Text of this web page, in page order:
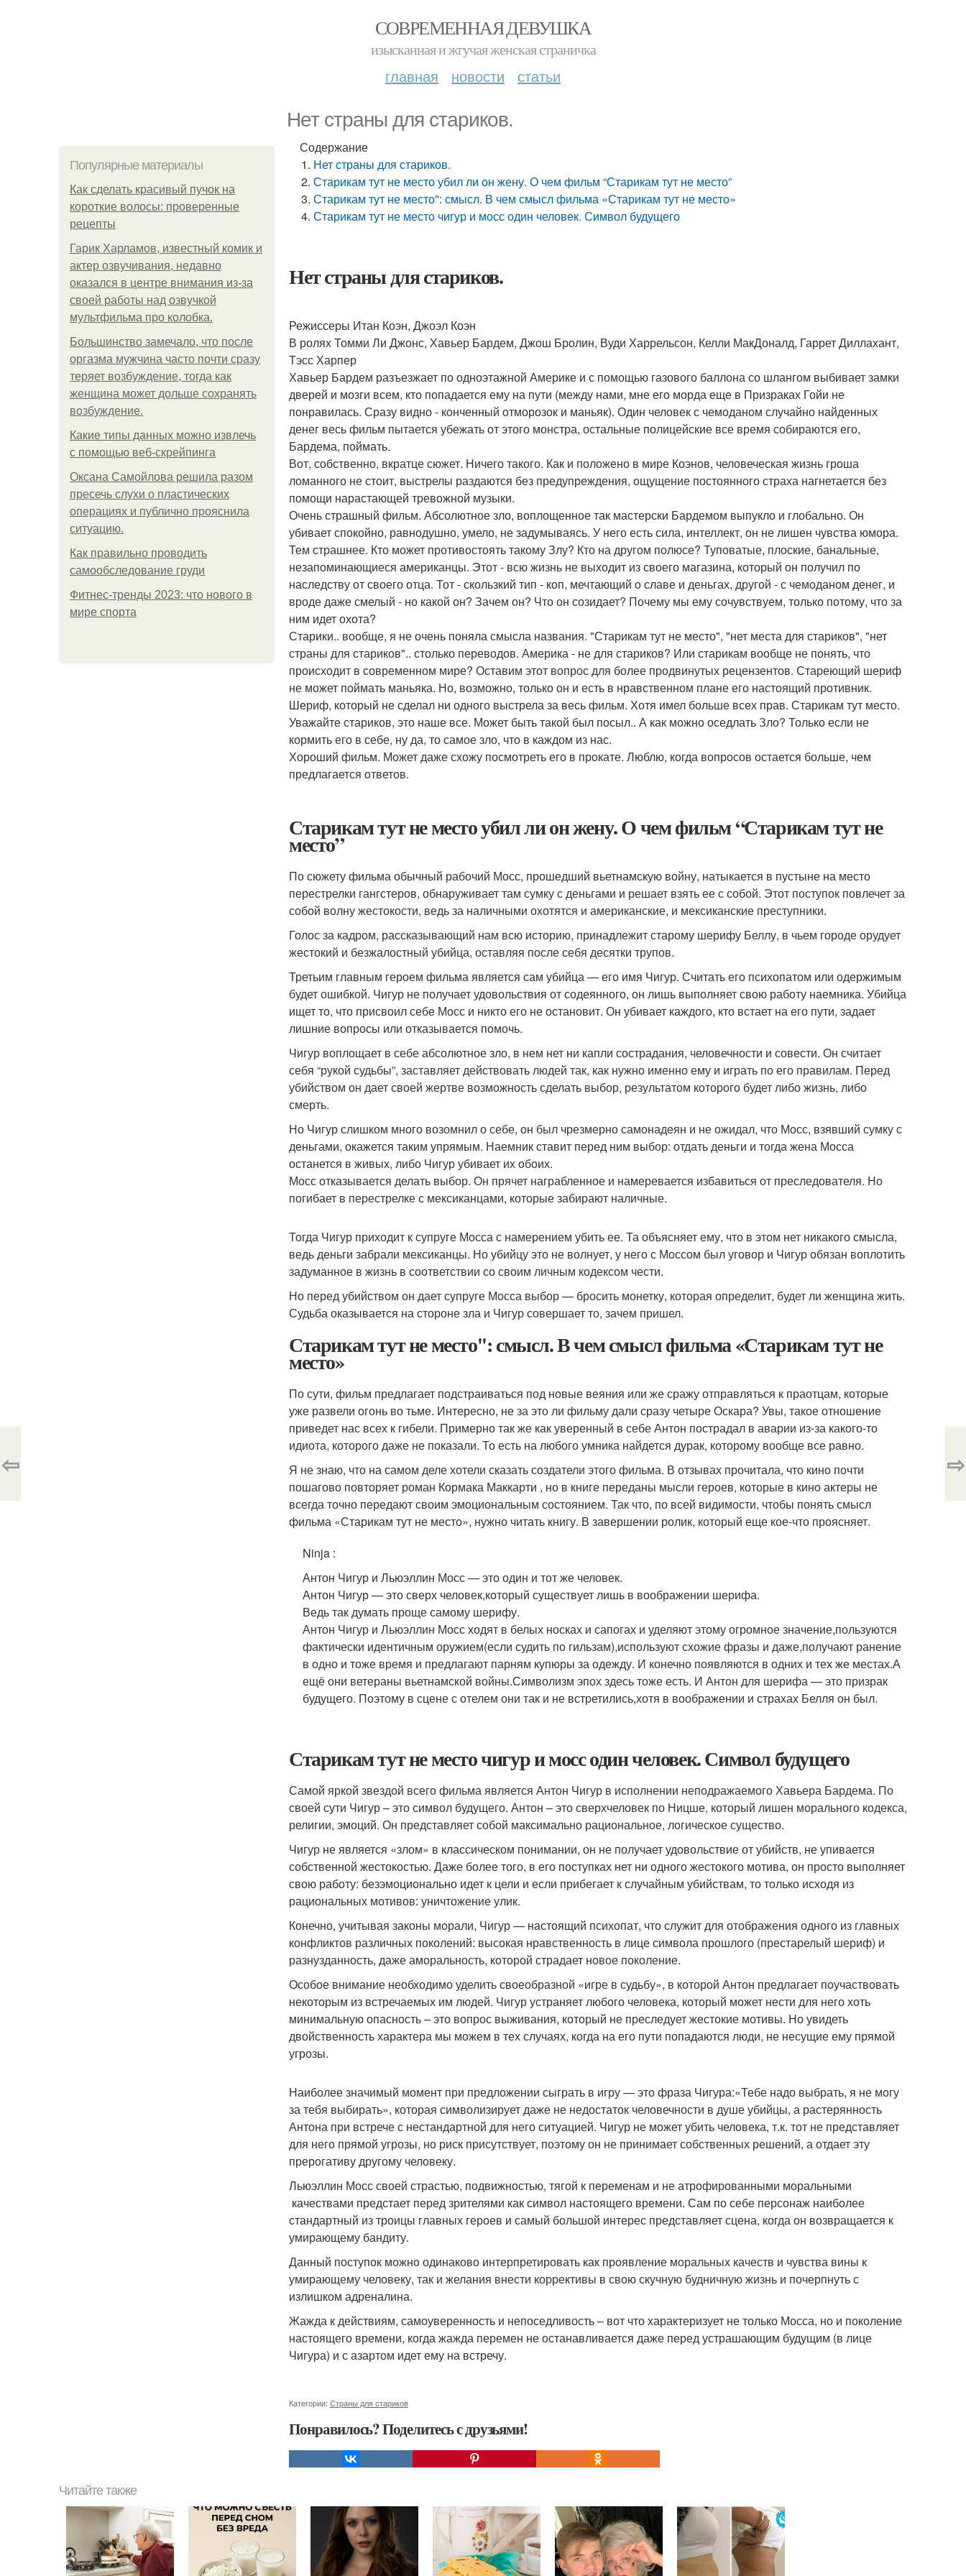
СОВРЕМЕННАЯ ДЕВУШКА
изысканная и жгучая женская страничка
главная новости статьи
Нет страны для стариков.
Популярные материалы
Как сделать красивый пучок на
короткие волосы: проверенные
рецепты
Гарик Харламов, известный комик и
актер озвучивания, недавно
оказался в центре внимания из-за
своей работы над озвучкой
мультфильма про колобка.
Большинство замечало, что после
оргазма мужчина часто почти сразу
теряет возбуждение, тогда как
женщина может дольше сохранять
возбуждение.
Какие типы данных можно извлечь
с помощью веб-скрейпинга
Оксана Самойлова решила разом
пресечь слухи о пластических
операциях и публично прояснила
ситуацию.
Как правильно проводить
самообследование груди
Фитнес-тренды 2023: что нового в
мире спорта
Содержание
Нет страны для стариков.
Старикам тут не место убил ли он жену. О чем фильм “Старикам тут не место”
Старикам тут не место'': смысл. В чем смысл фильма «Старикам тут не место»
Старикам тут не место чигур и мосс один человек. Символ будущего
Нет страны для стариков.
Режиссеры Итан Коэн, Джоэл Коэн
В ролях Томми Ли Джонс, Хавьер Бардем, Джош Бролин, Вуди Харрельсон, Келли МакДоналд, Гаррет Диллахант,
Тэсс Харпер
Хавьер Бардем разъезжает по одноэтажной Америке и с помощью газового баллона со шлангом выбивает замки
дверей и мозги всем, кто попадается ему на пути (между нами, мне его морда еще в Призраках Гойи не
понравилась. Сразу видно - конченный отморозок и маньяк). Один человек с чемоданом случайно найденных
денег весь фильм пытается убежать от этого монстра, остальные полицейские все время собираются его,
Бардема, поймать.
Вот, собственно, вкратце сюжет. Ничего такого. Как и положено в мире Коэнов, человеческая жизнь гроша
ломанного не стоит, выстрелы раздаются без предупреждения, ощущение постоянного страха нагнетается без
помощи нарастающей тревожной музыки.
Очень страшный фильм. Абсолютное зло, воплощенное так мастерски Бардемом выпукло и глобально. Он
убивает спокойно, равнодушно, умело, не задумываясь. У него есть сила, интеллект, он не лишен чувства юмора.
Тем страшнее. Кто может противостоять такому Злу? Кто на другом полюсе? Туповатые, плоские, банальные,
незапоминающиеся американцы. Этот - всю жизнь не выходит из своего магазина, который он получил по
наследству от своего отца. Тот - скользкий тип - коп, мечтающий о славе и деньгах, другой - с чемоданом денег, и
вроде даже смелый - но какой он? Зачем он? Что он созидает? Почему мы ему сочувствуем, только потому, что за
ним идет охота?
Старики.. вообще, я не очень поняла смысла названия. "Старикам тут не место", "нет места для стариков", "нет
страны для стариков".. столько переводов. Америка - не для стариков? Или старикам вообще не понять, что
происходит в современном мире? Оставим этот вопрос для более продвинутых рецензентов. Стареющий шериф
не может поймать маньяка. Но, возможно, только он и есть в нравственном плане его настоящий противник.
Шериф, который не сделал ни одного выстрела за весь фильм. Хотя имел больше всех прав. Старикам тут место.
Уважайте стариков, это наше все. Может быть такой был посыл.. А как можно оседлать Зло? Только если не
кормить его в себе, ну да, то самое зло, что в каждом из нас.
Хороший фильм. Может даже схожу посмотреть его в прокате. Люблю, когда вопросов остается больше, чем
предлагается ответов.
Старикам тут не место убил ли он жену. О чем фильм “Старикам тут не
место”
По сюжету фильма обычный рабочий Мосс, прошедший вьетнамскую войну, натыкается в пустыне на место
перестрелки гангстеров, обнаруживает там сумку с деньгами и решает взять ее с собой. Этот поступок повлечет за
собой волну жестокости, ведь за наличными охотятся и американские, и мексиканские преступники.
Голос за кадром, рассказывающий нам всю историю, принадлежит старому шерифу Беллу, в чьем городе орудует
жестокий и безжалостный убийца, оставляя после себя десятки трупов.
Третьим главным героем фильма является сам убийца — его имя Чигур. Считать его психопатом или одержимым
будет ошибкой. Чигур не получает удовольствия от содеянного, он лишь выполняет свою работу наемника. Убийца
ищет то, что присвоил себе Мосс и никто его не остановит. Он убивает каждого, кто встает на его пути, задает
лишние вопросы или отказывается помочь.
Чигур воплощает в себе абсолютное зло, в нем нет ни капли сострадания, человечности и совести. Он считает
себя “рукой судьбы”, заставляет действовать людей так, как нужно именно ему и играть по его правилам. Перед
убийством он дает своей жертве возможность сделать выбор, результатом которого будет либо жизнь, либо
смерть.
Но Чигур слишком много возомнил о себе, он был чрезмерно самонадеян и не ожидал, что Мосс, взявший сумку с
деньгами, окажется таким упрямым. Наемник ставит перед ним выбор: отдать деньги и тогда жена Мосса
останется в живых, либо Чигур убивает их обоих.
Мосс отказывается делать выбор. Он прячет награбленное и намеревается избавиться от преследователя. Но
погибает в перестрелке с мексиканцами, которые забирают наличные.
Тогда Чигур приходит к супруге Мосса с намерением убить ее. Та объясняет ему, что в этом нет никакого смысла,
ведь деньги забрали мексиканцы. Но убийцу это не волнует, у него с Моссом был уговор и Чигур обязан воплотить
задуманное в жизнь в соответствии со своим личным кодексом чести.
Но перед убийством он дает супруге Мосса выбор — бросить монетку, которая определит, будет ли женщина жить.
Судьба оказывается на стороне зла и Чигур совершает то, зачем пришел.
Старикам тут не место'': смысл. В чем смысл фильма «Старикам тут не
место»
По сути, фильм предлагает подстраиваться под новые веяния или же сражу отправляться к праотцам, которые
уже развели огонь во тьме. Интересно, не за это ли фильму дали сразу четыре Оскара? Увы, такое отношение
приведет нас всех к гибели. Примерно так же как уверенный в себе Антон пострадал в аварии из-за какого-то
идиота, которого даже не показали. То есть на любого умника найдется дурак, которому вообще все равно.
Я не знаю, что на самом деле хотели сказать создатели этого фильма. В отзывах прочитала, что кино почти
пошагово повторяет роман Кормака Маккарти , но в книге переданы мысли героев, которые в кино актеры не
всегда точно передают своим эмоциональным состоянием. Так что, по всей видимости, чтобы понять смысл
фильма «Старикам тут не место», нужно читать книгу. В завершении ролик, который еще кое-что проясняет.
Ninja :
Антон Чигур и Льюэллин Мосс — это один и тот же человек.
Антон Чигур — это сверх человек,который существует лишь в воображении шерифа.
Ведь так думать проще самому шерифу.
Антон Чигур и Льюэллин Мосс ходят в белых носках и сапогах и уделяют этому огромное значение,пользуются
фактически идентичным оружием(если судить по гильзам),используют схожие фразы и даже,получают ранение
в одно и тоже время и предлагают парням купюры за одежду. И конечно появляются в одних и тех же местах.А
ещё они ветераны вьетнамской войны.Символизм эпох здесь тоже есть. И Антон для шерифа — это призрак
будущего. Поэтому в сцене с отелем они так и не встретились,хотя в воображении и страхах Белля он был.
Старикам тут не место чигур и мосс один человек. Символ будущего
Самой яркой звездой всего фильма является Антон Чигур в исполнении неподражаемого Хавьера Бардема. По
своей сути Чигур – это символ будущего. Антон – это сверхчеловек по Ницше, который лишен морального кодекса,
религии, эмоций. Он представляет собой максимально рациональное, логическое существо.
Чигур не является «злом» в классическом понимании, он не получает удовольствие от убийств, не упивается
собственной жестокостью. Даже более того, в его поступках нет ни одного жестокого мотива, он просто выполняет
свою работу: безэмоционально идет к цели и если прибегает к случайным убийствам, то только исходя из
рациональных мотивов: уничтожение улик.
Конечно, учитывая законы морали, Чигур — настоящий психопат, что служит для отображения одного из главных
конфликтов различных поколений: высокая нравственность в лице символа прошлого (престарелый шериф) и
разнузданность, даже аморальность, которой страдает новое поколение.
Особое внимание необходимо уделить своеобразной «игре в судьбу», в которой Антон предлагает поучаствовать
некоторым из встречаемых им людей. Чигур устраняет любого человека, который может нести для него хоть
минимальную опасность – это вопрос выживания, который не преследует жестокие мотивы. Но увидеть
двойственность характера мы можем в тех случаях, когда на его пути попадаются люди, не несущие ему прямой
угрозы.
Наиболее значимый момент при предложении сыграть в игру — это фраза Чигура:«Тебе надо выбрать, я не могу
за тебя выбирать», которая символизирует даже не недостаток человечности в душе убийцы, а растерянность
Антона при встрече с нестандартной для него ситуацией. Чигур не может убить человека, т.к. тот не представляет
для него прямой угрозы, но риск присутствует, поэтому он не принимает собственных решений, а отдает эту
прерогативу другому человеку.
Льюэллин Мосс своей страстью, подвижностью, тягой к переменам и не атрофированными моральными
качествами предстает перед зрителями как символ настоящего времени. Сам по себе персонаж наиболее
стандартный из троицы главных героев и самый большой интерес представляет сцена, когда он возвращается к
умирающему бандиту.
Данный поступок можно одинаково интерпретировать как проявление моральных качеств и чувства вины к
умирающему человеку, так и желания внести коррективы в свою скучную будничную жизнь и почерпнуть с
излишком адреналина.
Жажда к действиям, самоуверенность и непоседливость – вот что характеризует не только Мосса, но и поколение
настоящего времени, когда жажда перемен не останавливается даже перед устрашающим будущим (в лице
Чигура) и с азартом идет ему на встречу.
Категории: Страны для стариков
Понравилось? Поделитесь с друзьями!
⇦ ⇨
Читайте также